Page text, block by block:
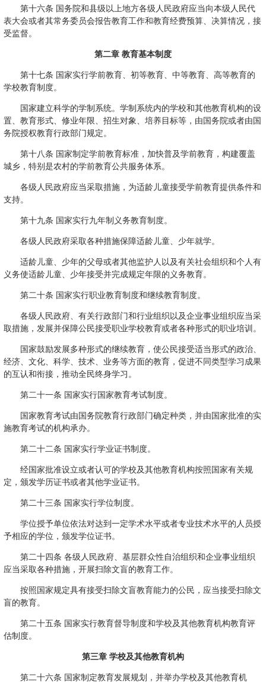
第十六条 国务院和县级以上地方各级人民政府应当向本级人民代
表大会或者其常务委员会报告教育工作和教育经费预算、决算情况，接
受监督。
第二章 教育基本制度
第十七条 国家实行学前教育、初等教育、中等教育、高等教育的
学校教育制度。
国家建立科学的学制系统。学制系统内的学校和其他教育机构的设
置、教育形式、修业年限、招生对象、培养目标等，由国务院或者由国
务院授权教育行政部门规定。
第十八条 国家制定学前教育标准，加快普及学前教育，构建覆盖
城乡，特别是农村的学前教育公共服务体系。
各级人民政府应当采取措施，为适龄儿童接受学前教育提供条件和
支持。
第十九条 国家实行九年制义务教育制度。
各级人民政府采取各种措施保障适龄儿童、少年就学。
适龄儿童、少年的父母或者其他监护人以及有关社会组织和个人有
义务使适龄儿童、少年接受并完成规定年限的义务教育。
第二十条 国家实行职业教育制度和继续教育制度。
各级人民政府、有关行政部门和行业组织以及企业事业组织应当采
取措施，发展并保障公民接受职业学校教育或者各种形式的职业培训。
国家鼓励发展多种形式的继续教育，使公民接受适当形式的政治、
经济、文化、科学、技术、业务等方面的教育，促进不同类型学习成果
的互认和衔接，推动全民终身学习。
第二十一条 国家实行国家教育考试制度。
国家教育考试由国务院教育行政部门确定种类，并由国家批准的实
施教育考试的机构承办。
第二十二条 国家实行学业证书制度。
经国家批准设立或者认可的学校及其他教育机构按照国家有关规
定，颁发学历证书或者其他学业证书。
第二十三条 国家实行学位制度。
学位授予单位依法对达到一定学术水平或者专业技术水平的人员授
予相应的学位，颁发学位证书。
第二十四条 各级人民政府、基层群众性自治组织和企业事业组织
应当采取各种措施，开展扫除文盲的教育工作。
按照国家规定具有接受扫除文盲教育能力的公民，应当接受扫除文
盲的教育。
第二十五条 国家实行教育督导制度和学校及其他教育机构教育评
估制度。
第三章 学校及其他教育机构
第二十六条 国家制定教育发展规划，并举办学校及其他教育机